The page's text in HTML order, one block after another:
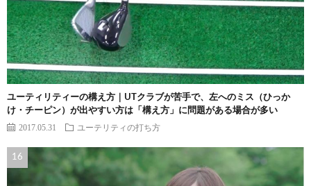
ユーティリティーの構え方｜UTクラブが苦手で、左へのミス（ひっか
け・チーピン）が出やすい方は「構え方」に問題がある場合が多い
2017.05.31 ユーテリティの打ち方